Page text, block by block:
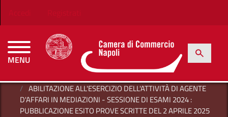
MENU
CAMERE DI COMMERCIO D'ITALIA
Cerca
h
ABILITAZIONE ALL'ESERCIZIO DELL'ATTIVITÀ DI AGENTE
D'AFFARI IN MEDIAZIONI - SESSIONE DI ESAMI 2024 :
PUBBLICAZIONE ESITO PROVE SCRITTE DEL 2 APRILE 2025